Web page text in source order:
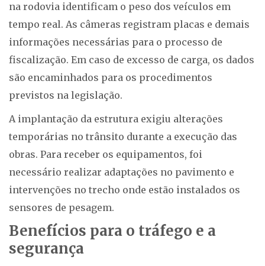
na rodovia identificam o peso dos veículos em
tempo real. As câmeras registram placas e demais
informações necessárias para o processo de
fiscalização. Em caso de excesso de carga, os dados
são encaminhados para os procedimentos
previstos na legislação.
A implantação da estrutura exigiu alterações
temporárias no trânsito durante a execução das
obras. Para receber os equipamentos, foi
necessário realizar adaptações no pavimento e
intervenções no trecho onde estão instalados os
sensores de pesagem.
Benefícios para o tráfego e a
segurança